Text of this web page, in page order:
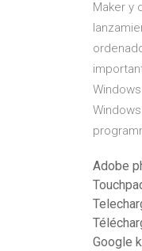
Maker y
Adobe
Google